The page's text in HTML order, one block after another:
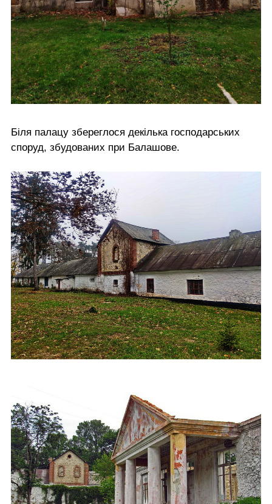
Біля палацу збереглося декілька господарських
споруд, збудованих при Балашове.